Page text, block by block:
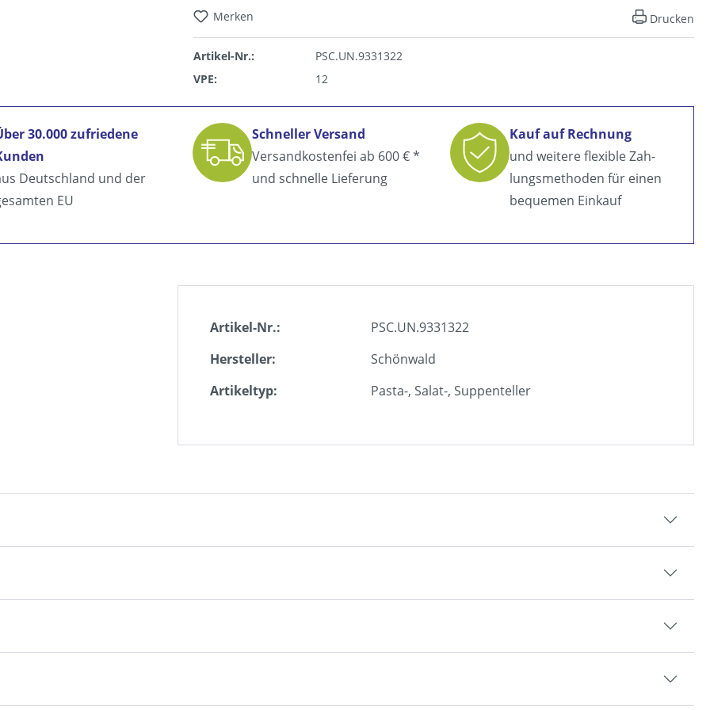
Merken Drucken
Artikel-Nr.:
PSC.UN.9331322
VPE:
12
30.000 zufriedene
Deutschland und der
EU
Schneller Versand
Versandkostenfei ab 600 € *
und schnelle Lieferung
Kauf auf Rechnung
und weitere flexible Zah­
lungsmethoden für einen
bequemen Einkauf
Artikel-Nr.:
PSC.UN.9331322
Hersteller:
Schönwald
Artikeltyp:
Pasta-, Salat-, Suppenteller